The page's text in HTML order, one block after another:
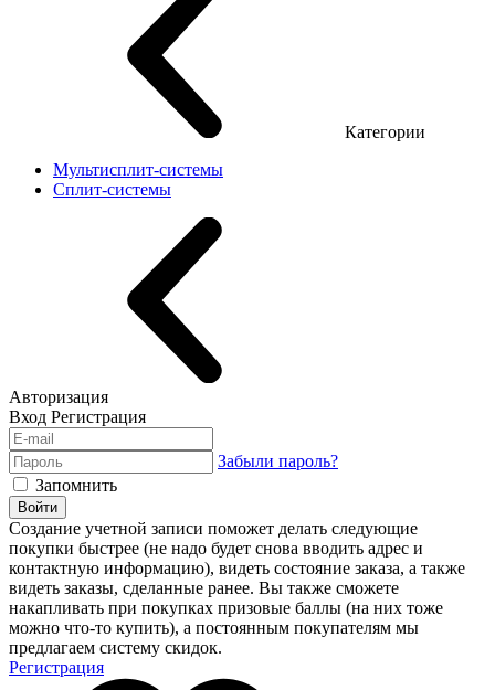
Категории
Мультисплит-системы
Сплит-системы
Авторизация
Вход Регистрация
Забыли пароль?
Запомнить
Войти
Создание учетной записи поможет делать следующие
покупки быстрее (не надо будет снова вводить адрес и
контактную информацию), видеть состояние заказа, а также
видеть заказы, сделанные ранее. Вы также сможете
накапливать при покупках призовые баллы (на них тоже
можно что-то купить), а постоянным покупателям мы
предлагаем систему скидок.
Регистрация